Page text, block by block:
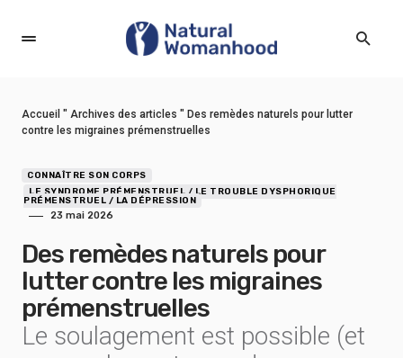
Accueil " Archives des articles " Des remèdes naturels pour lutter
contre les migraines prémenstruelles
CONNAÎTRE SON CORPS
LE SYNDROME PRÉMENSTRUEL / LE TROUBLE DYSPHORIQUE
PRÉMENSTRUEL / LA DÉPRESSION
23 mai 2026
Des remèdes naturels pour
lutter contre les migraines
prémenstruelles
Le soulagement est possible (et